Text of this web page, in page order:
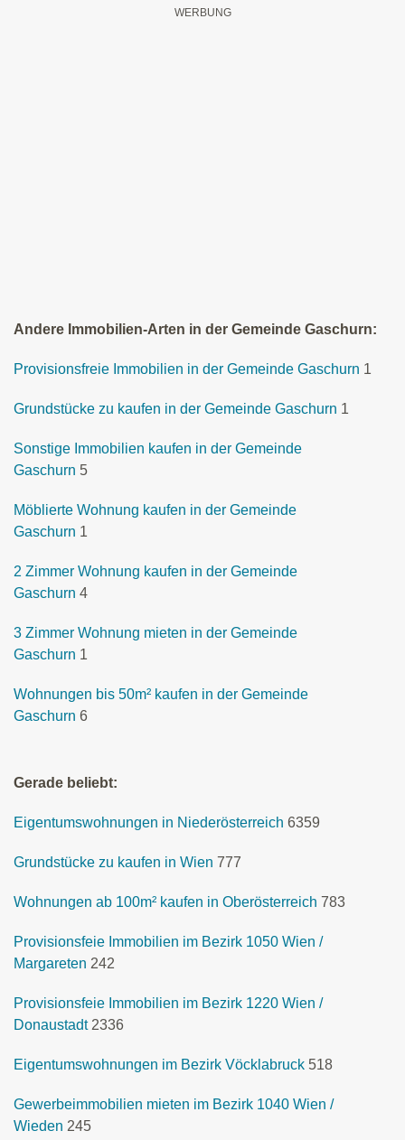
Andere Immobilien-Arten in der Gemeinde Gaschurn:
Provisionsfreie Immobilien in der Gemeinde Gaschurn 1
Grundstücke zu kaufen in der Gemeinde Gaschurn 1
Sonstige Immobilien kaufen in der Gemeinde
Gaschurn 5
Möblierte Wohnung kaufen in der Gemeinde
Gaschurn 1
2 Zimmer Wohnung kaufen in der Gemeinde
Gaschurn 4
3 Zimmer Wohnung mieten in der Gemeinde
Gaschurn 1
Wohnungen bis 50m² kaufen in der Gemeinde
Gaschurn 6
Gerade beliebt:
Eigentumswohnungen in Niederösterreich 6359
Grundstücke zu kaufen in Wien 777
Wohnungen ab 100m² kaufen in Oberösterreich 783
Provisionsfeie Immobilien im Bezirk 1050 Wien /
Margareten 242
Provisionsfeie Immobilien im Bezirk 1220 Wien /
Donaustadt 2336
Eigentumswohnungen im Bezirk Vöcklabruck 518
Gewerbeimmobilien mieten im Bezirk 1040 Wien /
Wieden 245